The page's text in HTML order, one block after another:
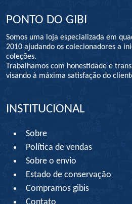
PONTO DO GIBI
Somos uma loja especializada em
2010 ajudando os colecionadores a
coleções.
Trabalhamos com honestidade e
visando à máxima satisfação do
INSTITUCIONAL
Sobre
Política de vendas
Sobre o envio
Estado de conservação
Compramos gibis